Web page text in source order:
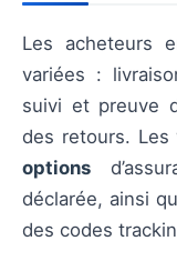
Les acheteurs
variées :
suivi et preuve
des retours. Les
options
déclarée, ainsi
des codes